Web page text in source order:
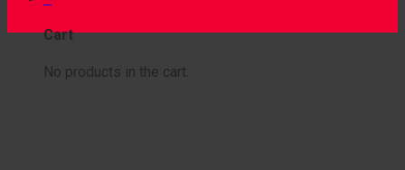
Cart
No products in the cart.